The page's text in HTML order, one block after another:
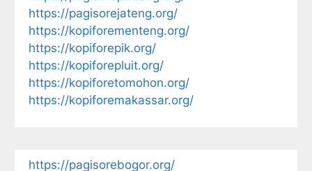
https://pagisorejateng.org/
https://kopiforementeng.org/
https://kopiforepik.org/
https://kopiforepluit.org/
https://kopiforetomohon.org/
https://kopiforemakassar.org/
https://pagisorebogor.org/